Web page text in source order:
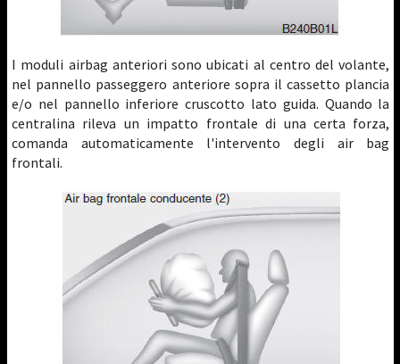
I moduli airbag anteriori sono ubicati al centro del volante,
nel pannello passeggero anteriore sopra il cassetto plancia
e/o nel pannello inferiore cruscotto lato guida. Quando la
centralina rileva un impatto frontale di una certa forza,
comanda automaticamente l'intervento degli air bag
frontali.